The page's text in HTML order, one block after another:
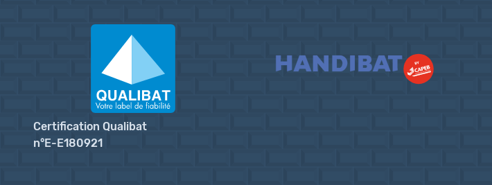
Certification Qualibat
n°E-E180921